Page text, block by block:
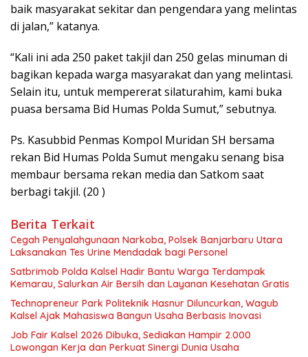
baik masyarakat sekitar dan pengendara yang melintas
di jalan,” katanya.
“Kali ini ada 250 paket takjil dan 250 gelas minuman di
bagikan kepada warga masyarakat dan yang melintasi.
Selain itu, untuk mempererat silaturahim, kami buka
puasa bersama Bid Humas Polda Sumut,” sebutnya.
Ps. Kasubbid Penmas Kompol Muridan SH bersama
rekan Bid Humas Polda Sumut mengaku senang bisa
membaur bersama rekan media dan Satkom saat
berbagi takjil. (20 )
Berita Terkait
Cegah Penyalahgunaan Narkoba, Polsek Banjarbaru Utara
Laksanakan Tes Urine Mendadak bagi Personel
Satbrimob Polda Kalsel Hadir Bantu Warga Terdampak
Kemarau, Salurkan Air Bersih dan Layanan Kesehatan Gratis
Technopreneur Park Politeknik Hasnur Diluncurkan, Wagub
Kalsel Ajak Mahasiswa Bangun Usaha Berbasis Inovasi
Job Fair Kalsel 2026 Dibuka, Sediakan Hampir 2.000
Lowongan Kerja dan Perkuat Sinergi Dunia Usaha